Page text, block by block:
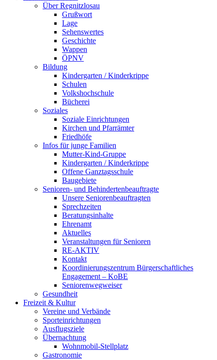
Über Regnitzlosau
Grußwort
Lage
Sehenswertes
Geschichte
Wappen
ÖPNV
Bildung
Kindergarten / Kinderkrippe
Schulen
Volkshochschule
Bücherei
Soziales
Soziale Einrichtungen
Kirchen und Pfarrämter
Friedhöfe
Infos für junge Familien
Mutter-Kind-Gruppe
Kindergarten / Kinderkrippe
Offene Ganztagsschule
Baugebiete
Senioren- und Behindertenbeauftragte
Unsere Seniorenbeauftragten
Sprechzeiten
Beratungsinhalte
Ehrenamt
Aktuelles
Veranstaltungen für Senioren
RE-AKTIV
Kontakt
Koordinierungszentrum Bürgerschaftliches
Engagement – KoBE
Seniorenwegweiser
Gesundheit
Freizeit & Kultur
Vereine und Verbände
Sporteinrichtungen
Ausflugsziele
Übernachtung
Wohnmobil-Stellplatz
Gastronomie